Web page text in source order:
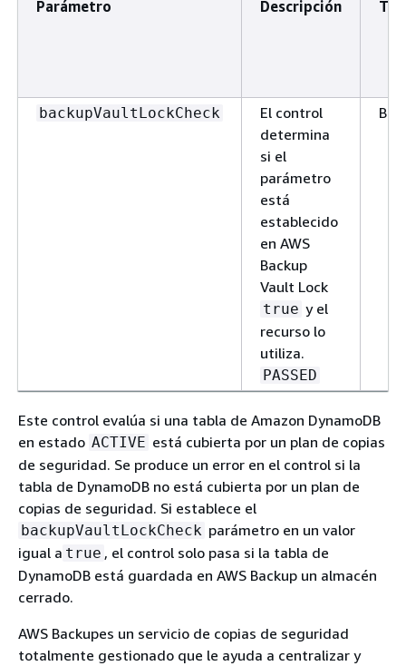
Parámetro Descripción
backupVaultLockCheck
El control
determina
si el
parámetro
está
establecido
en AWS
Backup
Vault Lock
true y el
recurso lo
utiliza.
PASSED
Este control evalúa si una tabla de Amazon DynamoDB
en estado ACTIVE está cubierta por un plan de copias
de seguridad. Se produce un error en el control si la
tabla de DynamoDB no está cubierta por un plan de
copias de seguridad. Si establece el
backupVaultLockCheck parámetro en un valor
igual a true , el control solo pasa si la tabla de
DynamoDB está guardada en AWS Backup un almacén
cerrado.
AWS Backupes un servicio de copias de seguridad
totalmente gestionado que le ayuda a centralizar y